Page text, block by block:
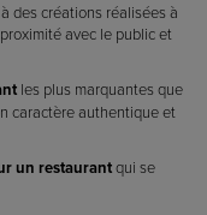
des créations réalisées à
avec le public et
les plus marquantes que
caractère authentique et
un restaurantqui se